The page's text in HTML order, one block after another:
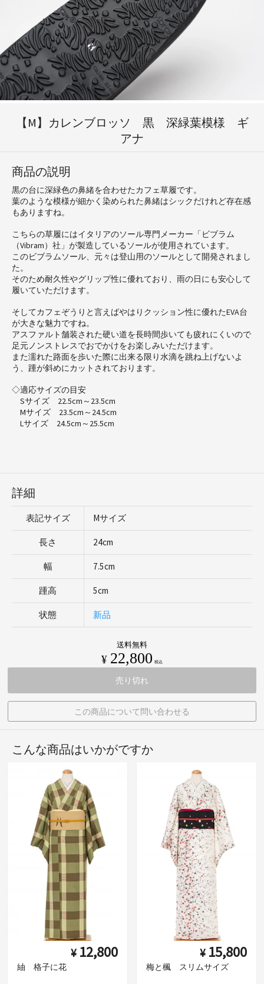
【M】カレンブロッソ 黒 深緑葉模様 ギ
アナ
商品の説明
黒の台に深緑色の鼻緒を合わせたカフェ草履です。
葉のような模様が細かく染められた鼻緒はシックだけれど存在感
もありますね。
こちらの草履にはイタリアのソール専門メーカー「ビブラム
（Vibram）社」が製造しているソールが使用されています。
このビブラムソール、元々は登山用のソールとして開発されまし
た。
そのため耐久性やグリップ性に優れており、雨の日にも安心して
履いていただけます。
そしてカフェぞうりと言えばやはりクッション性に優れたEVA台
が大きな魅力ですね。
アスファルト舗装された硬い道を長時間歩いても疲れにくいので
足元ノンストレスでおでかけをお楽しみいただけます。
また濡れた路面を歩いた際に出来る限り水滴を跳ね上げないよ
う、踵が斜めにカットされております。
◇適応サイズの目安
Sサイズ 22.5cm～23.5cm
Mサイズ 23.5cm～24.5cm
Lサイズ 24.5cm～25.5cm
詳細
表記サイズ Mサイズ
長さ 24cm
幅 7.5cm
踵高 5cm
状態 新品
送料無料
¥ 22,800 税込
売り切れ
この商品について問い合わせる
こんな商品はいかがですか
¥ 12,800
紬 格子に花
¥ 15,800
梅と楓 スリムサイズ